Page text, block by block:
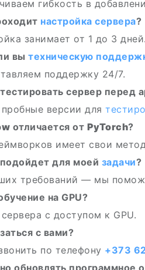
гибкость в
настройка сервера?
занимает от 1 до 3 дней.
вы техническую
поддержку 24/7.
сервер перед
версии для
отличается от PyTorch?
имеет свои
для моей задачи?
требований — мы
на GPU?
с доступом к GPU.
с вами?
по телефону +373
обновлять программное